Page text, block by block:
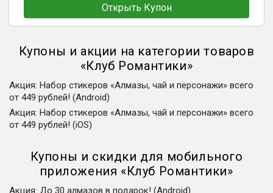
Открыть Купон
Купоны и акции на категории товаров
«Клуб Романтики»
Акция: Набор стикеров «Алмазы, чай и персонажи» всего
от 449 рублей! (Android)
Акция: Набор стикеров «Алмазы, чай и персонажи» всего
от 449 рублей! (iOS)
Купоны и скидки для мобильного
приложения «Клуб Романтики»
Акция: До 30 алмазов в подарок! (Android)